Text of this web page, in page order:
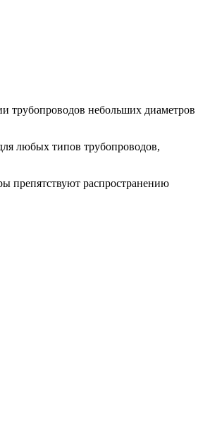
трубопроводов небольших диаметров
любых типов трубопроводов,
препятствуют распространению